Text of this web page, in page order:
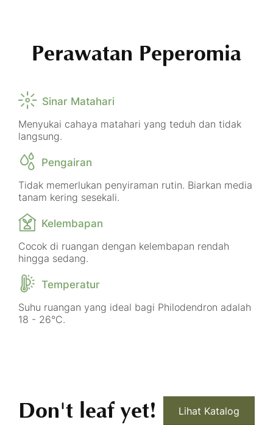
Perawatan Peperomia
Sinar Matahari
Menyukai cahaya matahari yang teduh dan tidak
langsung.
Pengairan
Tidak memerlukan penyiraman rutin. Biarkan media
tanam kering sesekali.
Kelembapan
Cocok di ruangan dengan kelembapan rendah
hingga sedang.
Temperatur
Suhu ruangan yang ideal bagi Philodendron adalah
18 - 26°C.
Don't leaf yet! Lihat Katalog